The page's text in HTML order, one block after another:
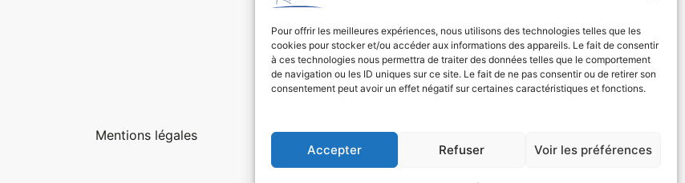
Pour offrir les meilleures expériences, nous utilisons des technologies telles que les
cookies pour stocker et/ou accéder aux informations des appareils. Le fait de consentir
à ces technologies nous permettra de traiter des données telles que le comportement
de navigation ou les ID uniques sur ce site. Le fait de ne pas consentir ou de retirer son
consentement peut avoir un effet négatif sur certaines caractéristiques et fonctions.
Accepter Refuser Voir les préférences
Mentions légales